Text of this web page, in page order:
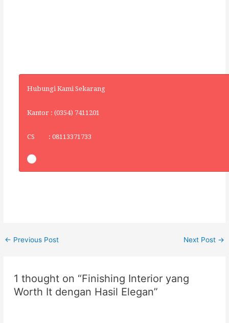
Hubungi Kami Sekarang
Kantor : (0354) 7411201
CS : 08113371733
← Previous Post Next Post →
1 thought on “Finishing Interior yang
Worth It dengan Hasil Elegan”